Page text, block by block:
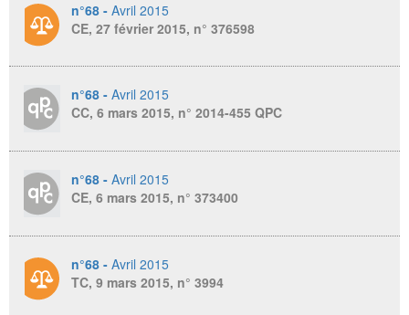
n°68 - Avril 2015
CE, 27 février 2015, n° 376598
n°68 - Avril 2015
CC, 6 mars 2015, n° 2014-455 QPC
n°68 - Avril 2015
CE, 6 mars 2015, n° 373400
n°68 - Avril 2015
TC, 9 mars 2015, n° 3994